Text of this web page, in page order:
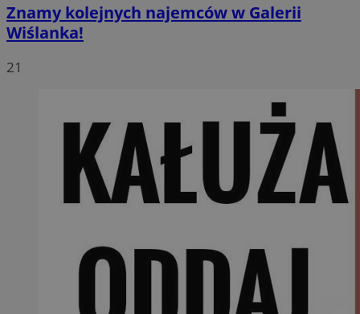
Znamy kolejnych najemców w Galerii
Wiślanka!
21